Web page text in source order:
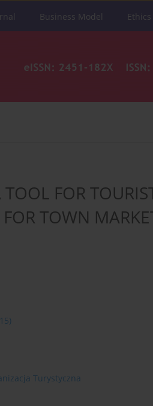
Business Model
FOR
TOWN
Turystyczna